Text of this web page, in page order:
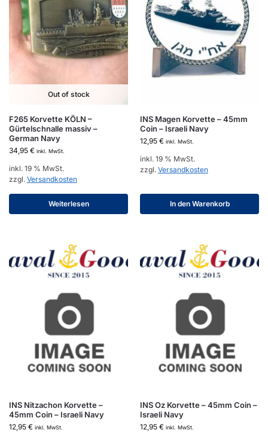
Out of stock
F265 Korvette KÖLN –
Gürtelschnalle massiv –
German Navy
34,95 € inkl. MwSt.
inkl. 19 % MwSt.
zzgl. Versandkosten
Weiterlesen
INS Magen Korvette – 45mm
Coin – Israeli Navy
12,95 € inkl. MwSt.
inkl. 19 % MwSt.
zzgl. Versandkosten
In den Warenkorb
INS Nitzachon Korvette –
45mm Coin – Israeli Navy
12,95 € inkl. MwSt.
INS Oz Korvette – 45mm Coin –
Israeli Navy
12,95 € inkl. MwSt.